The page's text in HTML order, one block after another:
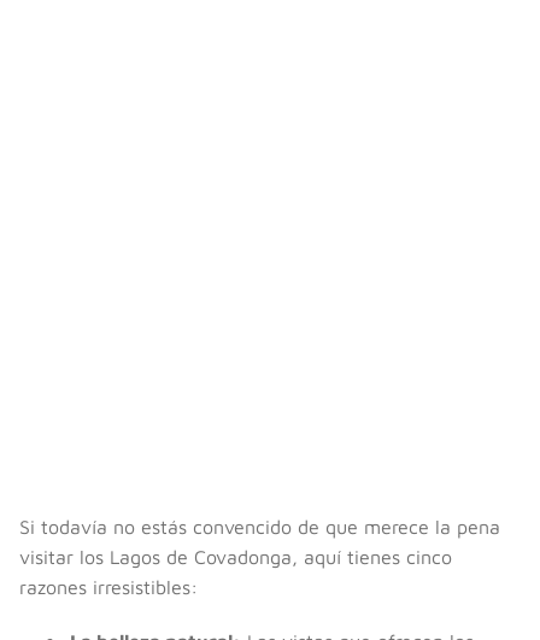
Si todavía no estás convencido de que merece la pena
visitar los Lagos de Covadonga, aquí tienes cinco
razones irresistibles: